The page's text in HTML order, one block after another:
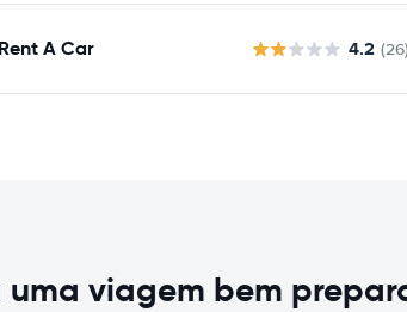
A Car 4.2 (26)
uma viagem bem